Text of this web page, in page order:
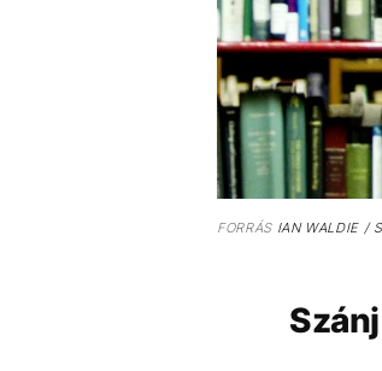
FORRÁSIAN WALDIE /